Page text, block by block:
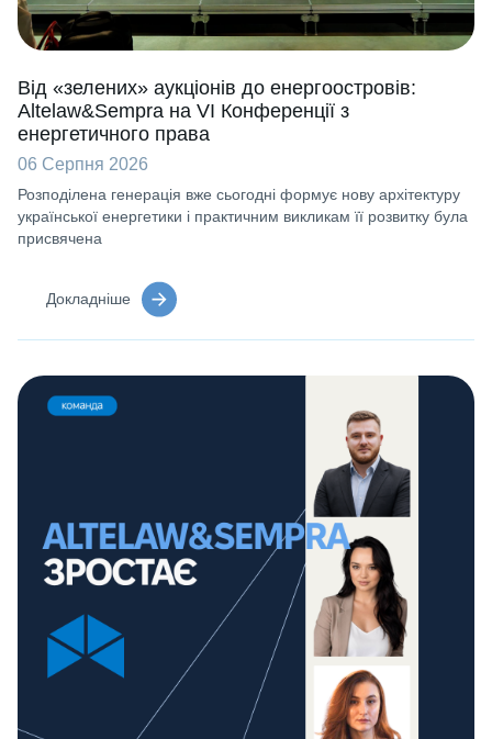
Від «зелених» аукціонів до енергоостровів:
Altelaw&Sempra на VI Конференції з
енергетичного права
06 Серпня 2026
Розподілена генерація вже сьогодні формує нову архітектуру
української енергетики і практичним викликам її розвитку була
присвячена
Докладніше